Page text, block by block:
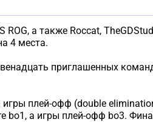
ROG, а также Roccat,
4 места.
приглашенных
плей-офф (double
bo1, а игры плей-офф bo3.